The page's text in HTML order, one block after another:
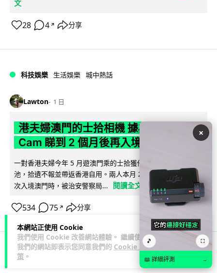
本網站正使用 Cookie
我們使用 Cookie 改善網站體驗。 繼續使用
我們的網站即表示您同意我們的 Cookie 政
策 。
文
28 4 ↗ 分享
科技娛樂 生活娛樂 城中熱話
Lawton 1 日
港夫婦澳門的士拾相機 據為己有被的士
Cam 睇到 2 個月後再入境被捕
一對香港夫婦今年 5 月遊澳門乘的士拾獲他人遺留相機及電
池，拾遺不報並帶返香港自用。兩人本月 2 日經港珠澳大橋再
次入境澳門時，被治安警察局...
閱讀全文
534 75 ↗ 分享
3C科技
×
🎵 ⛶
📖 詳細評測 →